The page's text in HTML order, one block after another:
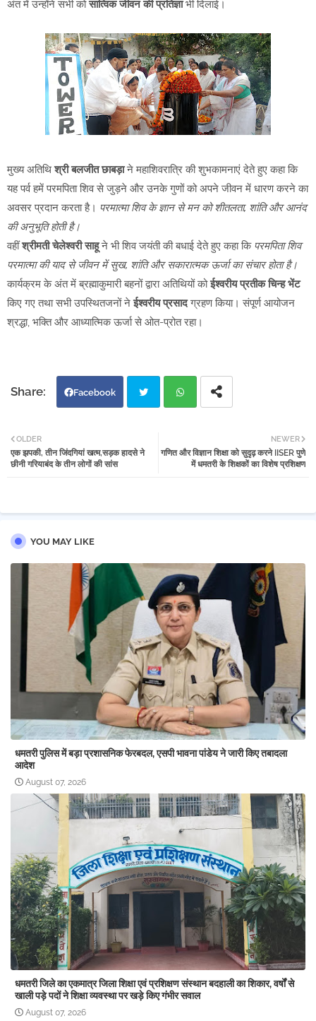
अंत में उन्होंने सभी कोसात्विक जीवन की प्रतिज्ञाभी दिलाई।
मुख्य अतिथिश्री बलजीत छाबड़ाने महाशिवरात्रि की शुभकामनाएं देते हुए कहा कि
यह पर्व हमें परमपिता शिव से जुड़ने और उनके गुणों को अपने जीवन में धारण करने का
अवसर प्रदान करता है। परमात्मा शिव के ज्ञान से मन को शीतलता, शांति और आनंद
की अनुभूति होती है।
वहींश्रीमती चेलेश्वरी साहूने भी शिव जयंती की बधाई देते हुए कहा कि परमपिता शिव
परमात्मा की याद से जीवन में सुख, शांति और सकारात्मक ऊर्जा का संचार होता है।
कार्यक्रम के अंत में ब्रह्माकुमारी बहनों द्वारा अतिथियों कोईश्वरीय प्रतीक चिन्ह भेंट
किए गए तथा सभी उपस्थितजनों नेईश्वरीय प्रसादग्रहण किया। संपूर्ण आयोजन
श्रद्धा, भक्ति और आध्यात्मिक ऊर्जा से ओत-प्रोत रहा।
Facebook
tter atsa
NEWER
गणित और विज्ञान शिक्षा को सुदृढ़ करने IISER पुणे
में धमतरी के शिक्षकों का विशेष प्रशिक्षण
OLDER
एक झपकी, तीन जिंदगियां खत्म,सड़क हादसे ने
छीनी गरियाबंद के तीन लोगों की सांस
YOU MAY LIKE
धमतरी पुलिस में बड़ा प्रशासनिक फेरबदल, एसपी भावना पांडेय ने जारी किए तबादला
आदेश
August 07, 2026
धमतरी जिले का एकमात्र जिला शिक्षा एवं प्रशिक्षण संस्थान बदहाली का शिकार, वर्षों से
खाली पड़े पदों ने शिक्षा व्यवस्था पर खड़े किए गंभीर सवाल
August 07, 2026